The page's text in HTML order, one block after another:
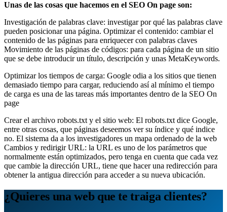
Unas de las cosas que hacemos en el SEO On page son:
Investigación de palabras clave: investigar por qué las palabras clave
pueden posicionar una página. Optimizar el contenido: cambiar el
contenido de las páginas para enriquecer con palabras claves
Movimiento de las páginas de códigos: para cada página de un sitio
que se debe introducir un título, descripción y unas MetaKeywords.
Optimizar los tiempos de carga: Google odia a los sitios que tienen
demasiado tiempo para cargar, reduciendo así al mínimo el tiempo
de carga es una de las tareas más importantes dentro de la SEO On
page
Crear el archivo robots.txt y el sitio web: El robots.txt dice Google,
entre otras cosas, que páginas deseemos ver su índice y qué indice
no. El sistema da a los investigadores un mapa ordenado de la web
Cambios y redirigir URL: la URL es uno de los parámetros que
normalmente están optimizados, pero tenga en cuenta que cada vez
que cambie la dirección URL, tiene que hacer una redirección para
obtener la antigua dirección para acceder a su nueva ubicación.
¿Quieres una web que te traiga clientes?